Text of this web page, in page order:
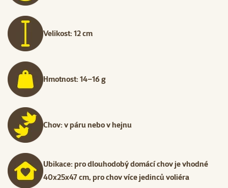
Velikost: 12 cm
Hmotnost: 14–16 g
Chov: v páru nebo v hejnu
Ubikace: pro dlouhodobý domácí chov je vhodné
40x25x47 cm, pro chov více jedinců voliéra